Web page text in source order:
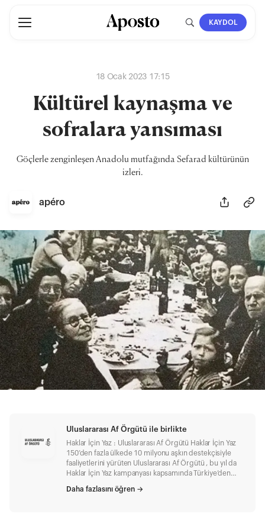
KAYDOL
18 Ocak 2023 17:15
Kültürel kaynaşma ve
sofralara yansıması
Göçlerle zenginleşen Anadolu mutfağında Sefarad kültürünün
izleri.
apéro
Uluslararası Af Örgütü ile birlikte
Haklar İçin Yaz : Uluslararası Af Örgütü Haklar İçin Yaz
150’den fazla ülkede 10 milyonu aşkın destekçisiyle
faaliyetlerini yürüten Uluslararası Af Örgütü , bu yıl da
Haklar İçin Yaz kampanyası kapsamında Türkiye’den
hakları ihlâl edilen insanların adalet mücadelelerine
Daha fazlasını öğren →